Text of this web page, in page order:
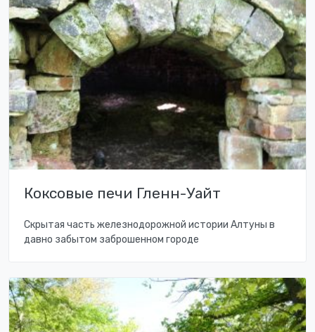
Коксовые печи Гленн-Уайт
Скрытая часть железнодорожной истории Алтуны в
давно забытом заброшенном городе